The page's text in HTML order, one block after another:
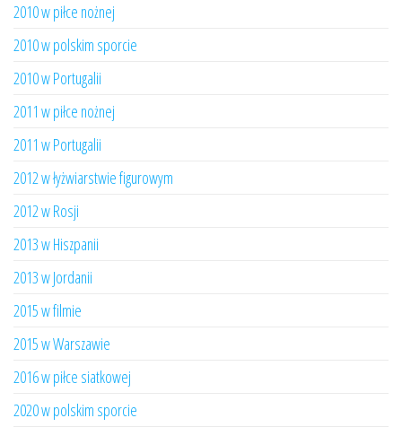
2010 w piłce nożnej
2010 w polskim sporcie
2010 w Portugalii
2011 w piłce nożnej
2011 w Portugalii
2012 w łyżwiarstwie figurowym
2012 w Rosji
2013 w Hiszpanii
2013 w Jordanii
2015 w filmie
2015 w Warszawie
2016 w piłce siatkowej
2020 w polskim sporcie